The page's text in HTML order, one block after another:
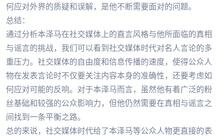
何应对外界的质疑和误解，是他不断需要面对的问题。
总结：
通过分析本泽马在社交媒体上的直言风格与他所面临的真相
与谣言的挑战，我们可以看到社交媒体时代对名人言论的多
重压力。社交媒体的自由度和信息传播的速度，使得公众人
物在发表言论时不仅要关注内容本身的准确性，还要考虑如
何应对可能的反响。对于本泽马而言，虽然他有着广泛的粉
丝基础和较强的公众影响力，但他仍然需要在真相与谣言之
间找到一条平衡之路。
总的来说，社交媒体时代给了本泽马等公众人物更直接的表